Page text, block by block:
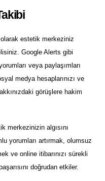
estetik merkeziniz
Google Alerts gibi
veya paylaşımları
medya hesaplarınızı ve
görüşlere hakim
merkezinizin algısını
yorumları artırmak, olumsuz
ve online itibarınızı sürekli
doğrudan etkiler.